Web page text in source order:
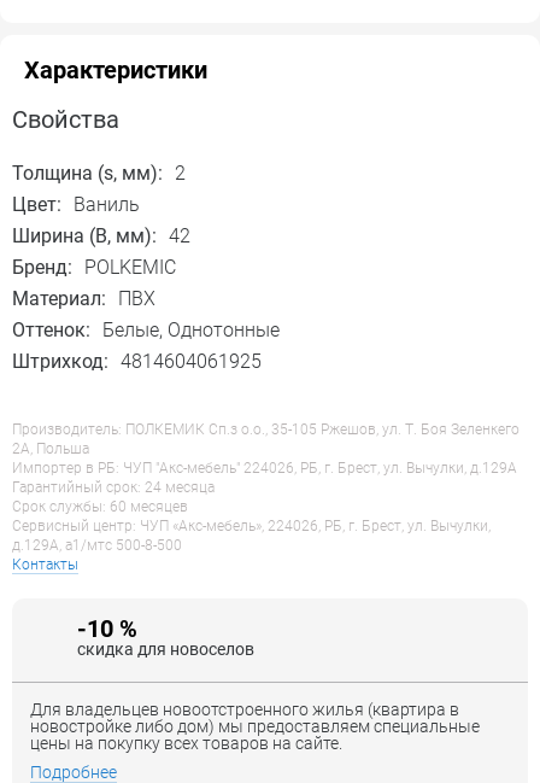
Характеристики
Свойства
Толщина (s, мм):
2
Цвет:
Ваниль
Ширина (B, мм): 42
Бренд:
POLKEMIC
Материал:
ПВХ
Оттенок:
Белые, Однотонные
Штрихкод: 4814604061925
Производитель: ПОЛКЕМИК Сп.з о.о., 35-105 Ржешов, ул. Т. Боя Зеленкего
2А, Польша
Импортер в РБ: ЧУП "Акс-мебель" 224026, РБ, г. Брест, ул. Вычулки, д.129А
Гарантийный срок: 24 месяца
Срок службы: 60 месяцев
Сервисный центр: ЧУП «Акс-мебель», 224026, РБ, г. Брест, ул. Вычулки,
д.129А, a1/мтс 500-8-500
Контакты
-10 %
скидка для новоселов
Для владельцев новоотстроенного жилья (квартира в
новостройке либо дом) мы предоставляем специальные
цены на покупку всех товаров на сайте.
Подробнее